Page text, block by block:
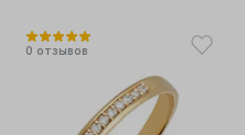
0 отзывов